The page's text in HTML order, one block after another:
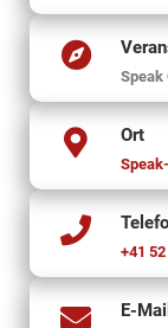
Speak
Ort
+41
E-Mail